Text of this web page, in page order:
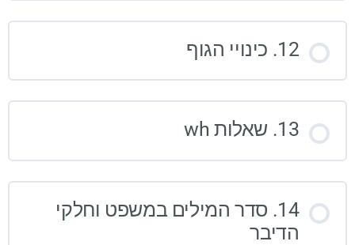
12. כינויי הגוף
13. שאלות wh
14. סדר המילים במשפט וחלקי
הדיבר